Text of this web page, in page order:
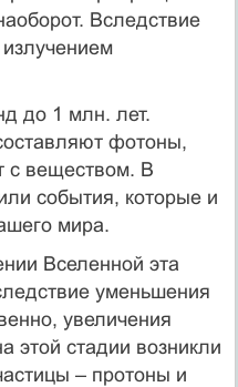
Вследствие
до 1 млн. лет.
фотоны,
с веществом. В
события, которые и
мира.
Вселенной эта
уменьшения
увеличения
этой стадии возникли
– протоны и